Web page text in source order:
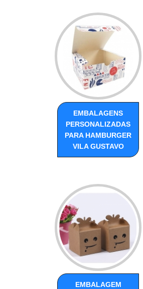
EMBALAGENS
PERSONALIZADAS
PARA HAMBURGER
VILA GUSTAVO
EMBALAGEM